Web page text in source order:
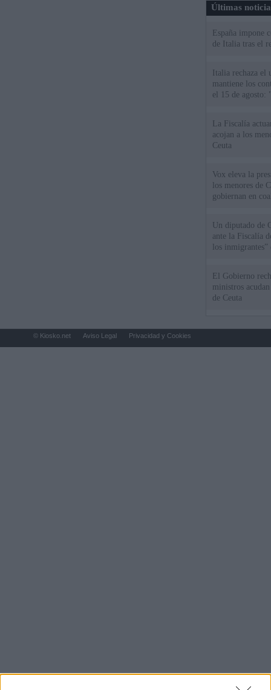
Últimas
España impone
de Italia tras el
Italia rechaza
mantiene los
el 15 de agosto:
La Fiscalía
acojan a los
Ceuta
Vox eleva la
los menores de
gobiernan en
Un diputado de
ante la Fiscalía
los inmigrantes”
El Gobierno
ministros
de Ceuta
© Kiosko.net Aviso Legal Privacidad y Cookies